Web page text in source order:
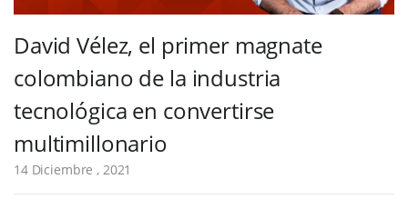
David Vélez, el primer magnate
colombiano de la industria
tecnológica en convertirse
multimillonario
14 Diciembre , 2021